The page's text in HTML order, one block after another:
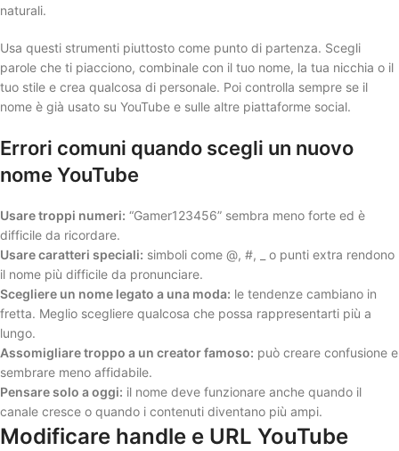
naturali.
Usa questi strumenti piuttosto come punto di partenza. Scegli
parole che ti piacciono, combinale con il tuo nome, la tua nicchia o il
tuo stile e crea qualcosa di personale. Poi controlla sempre se il
nome è già usato su YouTube e sulle altre piattaforme social.
Errori comuni quando scegli un nuovo
nome YouTube
Usare troppi numeri: “Gamer123456” sembra meno forte ed è
difficile da ricordare.
Usare caratteri speciali: simboli come @, #, _ o punti extra rendono
il nome più difficile da pronunciare.
Scegliere un nome legato a una moda: le tendenze cambiano in
fretta. Meglio scegliere qualcosa che possa rappresentarti più a
lungo.
Assomigliare troppo a un creator famoso: può creare confusione e
sembrare meno affidabile.
Pensare solo a oggi: il nome deve funzionare anche quando il
canale cresce o quando i contenuti diventano più ampi.
Modificare handle e URL YouTube